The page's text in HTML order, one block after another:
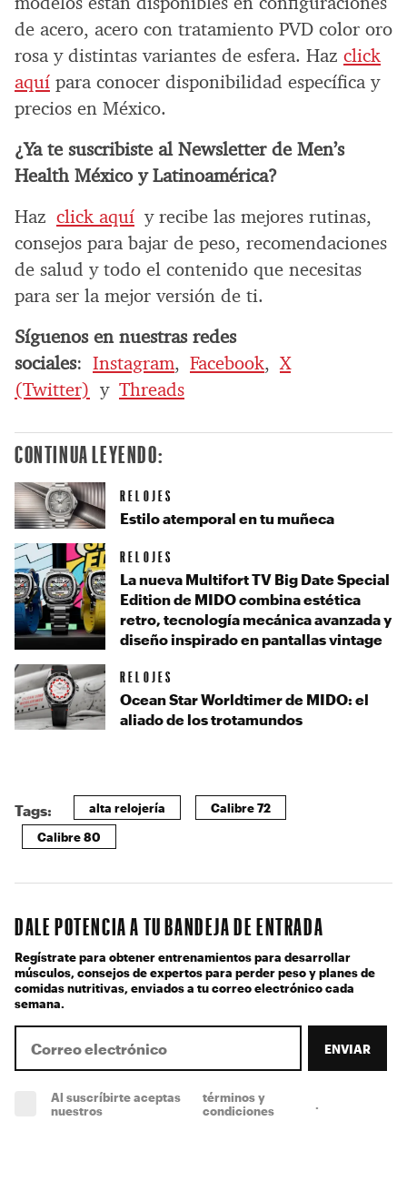
de acero, acero con tratamiento PVD color oro
rosa y distintas variantes de esfera. Haz click
aquí para conocer disponibilidad específica y
precios en México.
¿Ya te suscribiste al Newsletter de Men’s
Health México y Latinoamérica?
Haz click aquí y recibe las mejores rutinas,
consejos para bajar de peso, recomendaciones
de salud y todo el contenido que necesitas
para ser la mejor versión de ti.
Síguenos en nuestras redes
sociales: Instagram, Facebook,X
(Twitter) y Threads
CONTINUA LEYENDO:
RELOJES
Estilo atemporal en tu muñeca
RELOJES
La nueva Multifort TV Big Date Special
Edition de MIDO combina estética
retro, tecnología mecánica avanzada y
diseño inspirado en pantallas vintage
RELOJES
Ocean Star Worldtimer de MIDO: el
aliado de los trotamundos
Tags: alta relojería Calibre 72
Calibre 80
DALE POTENCIA A TU BANDEJA DE ENTRADA
Regístrate para obtener entrenamientos para desarrollar
músculos, consejos de expertos para perder peso y planes de
comidas nutritivas, enviados a tu correo electrónico cada
semana.
ENVIAR
Al suscríbirte aceptas
nuestros
términos y
condiciones